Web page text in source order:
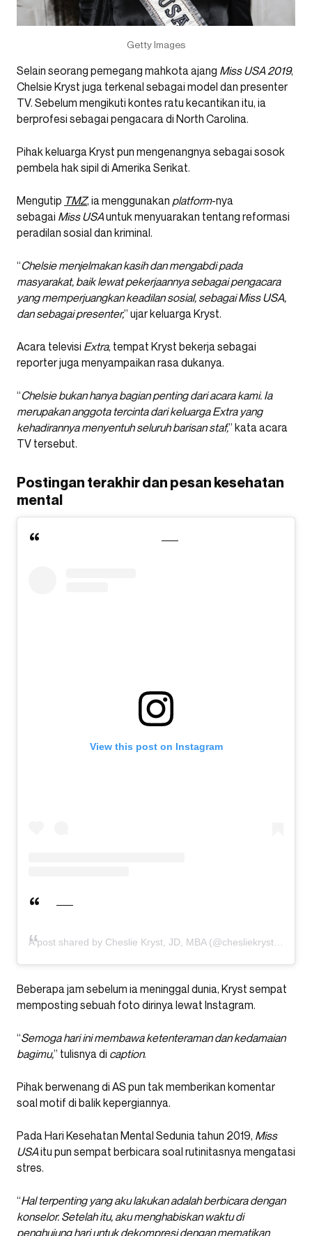
Getty Images
Selain seorang pemegang mahkota ajang Miss USA 2019,
Chelsie Kryst juga terkenal sebagai model dan presenter
TV. Sebelum mengikuti kontes ratu kecantikan itu, ia
berprofesi sebagai pengacara di North Carolina.
Pihak keluarga Kryst pun mengenangnya sebagai sosok
pembela hak sipil di Amerika Serikat.
Mengutip TMZ, ia menggunakan platform-nya
sebagai Miss USAuntuk menyuarakan tentang reformasi
peradilan sosial dan kriminal.
“Chelsie menjelmakan kasih dan mengabdi pada
masyarakat, baik lewat pekerjaannya sebagai pengacara
yang memperjuangkan keadilan sosial, sebagai Miss USA,
dan sebagai presenter,” ujar keluarga Kryst.
Acara televisi Extra, tempat Kryst bekerja sebagai
reporter juga menyampaikan rasa dukanya.
“Chelsie bukan hanya bagian penting dari acara kami. Ia
merupakan anggota tercinta dari keluarga Extra yang
kehadirannya menyentuh seluruh barisan staf,” kata acara
TV tersebut.
Postingan terakhir dan pesan kesehatan
mental
View this post on Instagram
A post shared by Cheslie Kryst, JD, MBA (@chesliekryst)
Beberapa jam sebelum ia meninggal dunia, Kryst sempat
memposting sebuah foto dirinya lewat Instagram.
“Semoga hari ini membawa ketenteraman dan kedamaian
bagimu,” tulisnya di caption.
Pihak berwenang di AS pun tak memberikan komentar
soal motif di balik kepergiannya.
Pada Hari Kesehatan Mental Sedunia tahun 2019, Miss
USAitu pun sempat berbicara soal rutinitasnya mengatasi
stres.
“Hal terpenting yang aku lakukan adalah berbicara dengan
konselor. Setelah itu, aku menghabiskan waktu di
penghujung hari untuk dekompresi dengan mematikan